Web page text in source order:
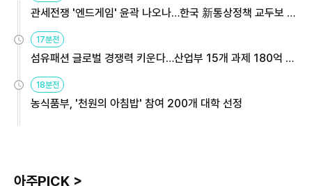
관세전쟁 '엔드게임' 윤곽 나오나…한국 新통상정책 교두보 활
용해야
17분전
섬유패션 글로벌 경쟁력 키운다…산업부 15개 과제 180억 지
원
18분전
농식품부, '천원의 아침밥' 참여 200개 대학 선정
아주PICK >